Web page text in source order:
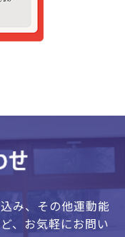
み、 その他運動能
、 お気軽にお問い